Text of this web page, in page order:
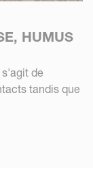
HUMUS
de
tandis que